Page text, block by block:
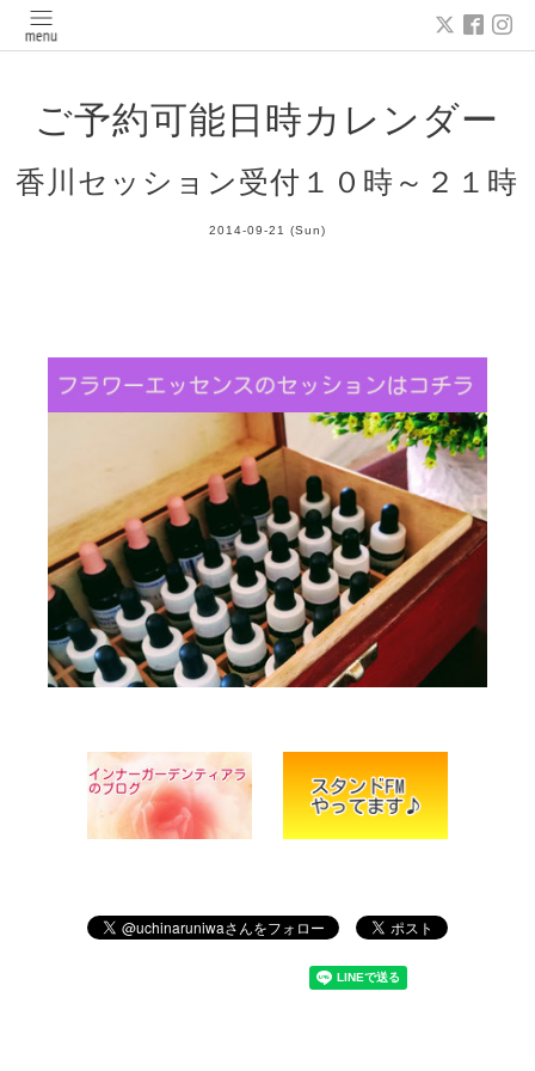
ご予約可能日時カレンダー
香川セッション受付１０時～２１時
2014-09-21 (Sun)